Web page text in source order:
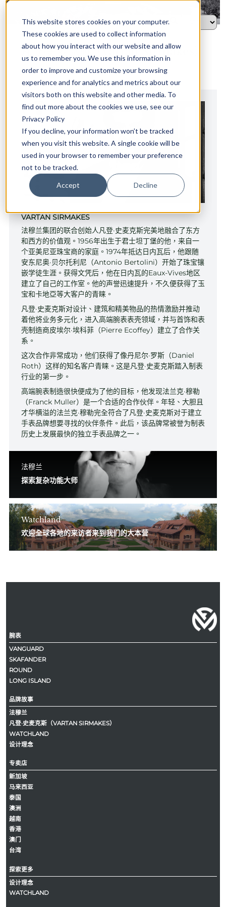
This website stores cookies on your computer.
These cookies are used to collect information
about how you interact with our website and allow
us to remember you. We use this information in
order to improve and customize your browsing
experience and for analytics and metrics about our
visitors both on this website and other media. To
find out more about the cookies we use, see our
Privacy Policy
If you decline, your information won’t be tracked
when you visit this website. A single cookie will be
used in your browser to remember your preference
not to be tracked.
Accept Decline
HOME →THE BRAND →凡登·史麦克斯（VARTAN SIRMAKES）
凡登·史麦克斯（Vartan Sirmakes）
VARTAN SIRMAKES
法穆兰集团的联合创始人凡登·史麦克斯完美地融合了东方
和西方的价值观。1956年出生于君士坦丁堡的他，来自一
个亚美尼亚珠宝商的家庭。1974年抵达日内瓦后，他跟随
安东尼奥·贝尔托利尼（Antonio Bertolini）开始了珠宝镶
嵌学徒生涯。获得文凭后，他在日内瓦的Eaux-Vives地区
建立了自己的工作室。他的声誉迅速提升，不久便获得了玉
宝和卡地亞等大客户的青睐。
凡登·史麦克斯对设计、建筑和精美物品的热情激励并推动
着他将业务多元化，进入高端腕表表壳领域，并与首饰和表
壳制造商皮埃尔·埃科菲（Pierre Ecoffey）建立了合作关
系。
这次合作非常成功，他们获得了像丹尼尔·罗斯（Daniel
Roth）这样的知名客户青睐。这是凡登·史麦克斯踏入制表
行业的第一步。
高端腕表制造很快便成为了他的目标，他发现法兰克·穆勒
（Franck Muller）是一个合适的合作伙伴。年轻、大胆且
才华横溢的法兰克·穆勒完全符合了凡登·史麦克斯对于建立
手表品牌想要寻找的伙伴条件。此后，该品牌常被誉为制表
历史上发展最快的独立手表品牌之一。
法穆兰
探索复杂功能大师
Watchland
欢迎全球各地的来访者来到我们的大本营
腕表
VANGUARD
SKAFANDER
ROUND
LONG ISLAND
品牌故事
法穆兰
凡登·史麦克斯（VARTAN SIRMAKES）
WATCHLAND
设计理念
专卖店
新加坡
马来西亚
泰国
澳洲
越南
香港
澳门
台湾
探索更多
设计理念
WATCHLAND